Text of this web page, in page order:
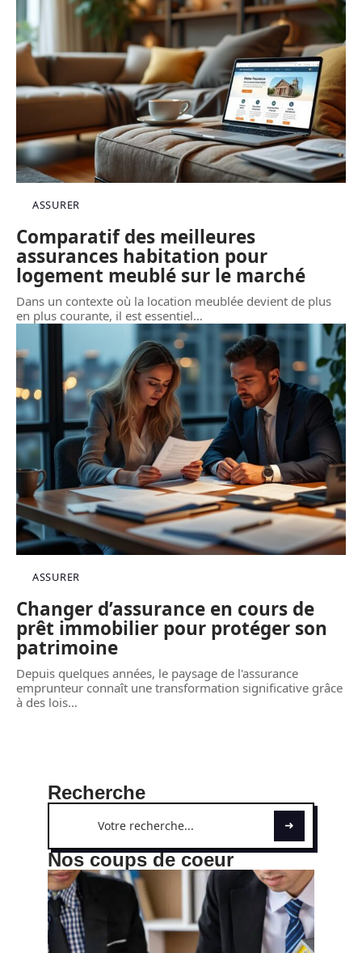
ASSURER
Comparatif des meilleures
assurances habitation pour
logement meublé sur le marché
Dans un contexte où la location meublée devient de plus
en plus courante, il est essentiel…
ASSURER
Changer d’assurance en cours de
prêt immobilier pour protéger son
patrimoine
Depuis quelques années, le paysage de l'assurance
emprunteur connaît une transformation significative grâce
à des lois…
Recherche
Nos coups de coeur